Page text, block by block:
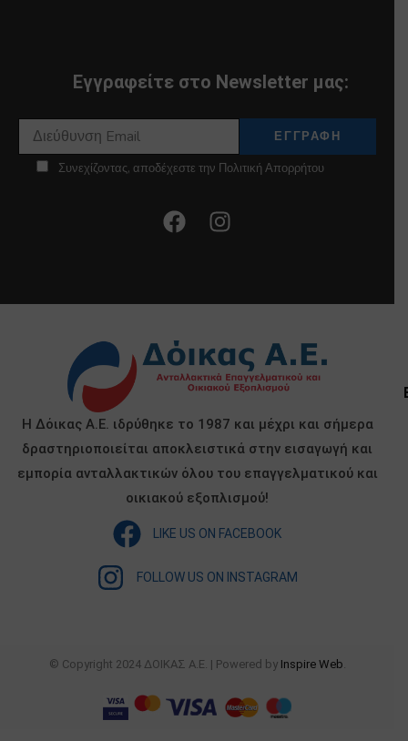
Εγγραφείτε στο Newsletter μας:
Συνεχίζοντας, αποδέχεστε την Πολιτική Απορρήτου
Η Δόικας Α.Ε. ιδρύθηκε το 1987 και μέχρι και σήμερα
δραστηριοποιείται αποκλειστικά στην εισαγωγή και
εμπορία ανταλλακτικών όλου του επαγγελματικού και
οικιακού εξοπλισμού!
LIKE US ON FACEBOOK
FOLLOW US ON INSTAGRAM
© Copyright 2024 ΔΟΙΚΑΣ Α.Ε. | Powered by Inspire Web.